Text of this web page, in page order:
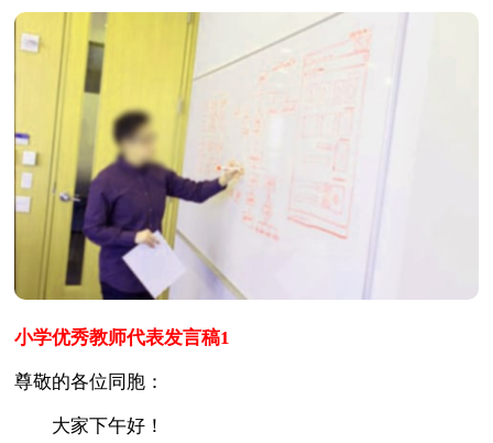
小学优秀教师代表发言稿1
尊敬的各位同胞：
大家下午好！